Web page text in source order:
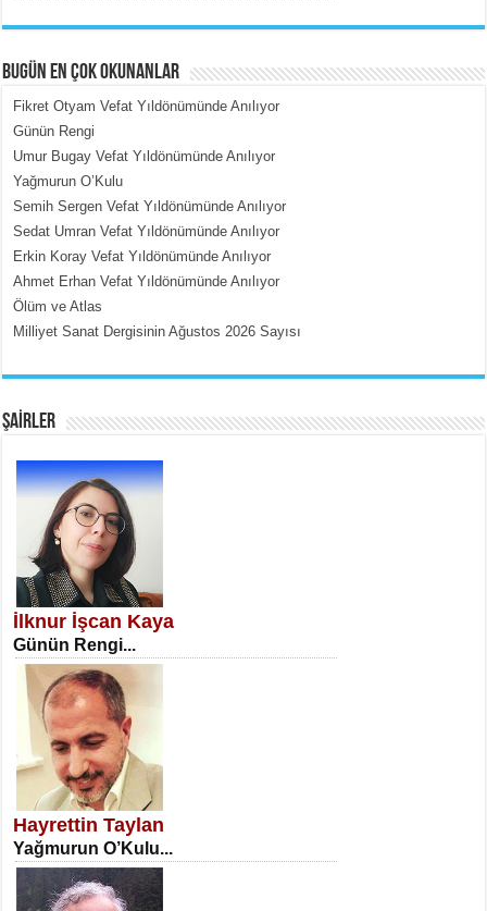
MEHMET ÇOBAN
İçerdeki Put Dışardaki Maskeler...
SATILMIŞ ÜMİT ÇETİNKAYA
Erkenlik...
NECLA DİLEK ARSLAN
Öğretmenler Günü Mahkemesi...
BUGÜN EN ÇOK OKUNANLAR
Fikret Otyam Vefat Yıldönümünde Anılıyor
Günün Rengi
Umur Bugay Vefat Yıldönümünde Anılıyor
Yağmurun O’Kulu
Semih Sergen Vefat Yıldönümünde Anılıyor
Sedat Umran Vefat Yıldönümünde Anılıyor
Erkin Koray Vefat Yıldönümünde Anılıyor
Ahmet Erhan Vefat Yıldönümünde Anılıyor
Ölüm ve Atlas
Milliyet Sanat Dergisinin Ağustos 2026 Sayısı
ŞAİRLER
İlknur İşcan Kaya
Günün Rengi...
Hayrettin Taylan
Yağmurun O’Kulu...